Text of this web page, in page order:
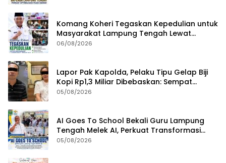
Komang Koheri Tegaskan Kepedulian untuk
Masyarakat Lampung Tengah Lewat
Penyaluran Bantuan Disabilitas
06/08/2026
Lapor Pak Kapolda, Pelaku Tipu Gelap Biji
Kopi Rp1,3 Miliar Dibebaskan: Sempat
Ditangkap di Jawa Tengah dan Ditahan di
05/08/2026
AI Goes To School Bekali Guru Lampung
Tengah Melek AI, Perkuat Transformasi
Pendidikan Digital
05/08/2026